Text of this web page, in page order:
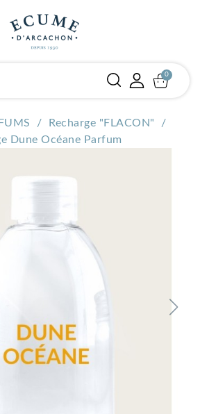
Recharge "FLACON"
Dune Océane Parfum